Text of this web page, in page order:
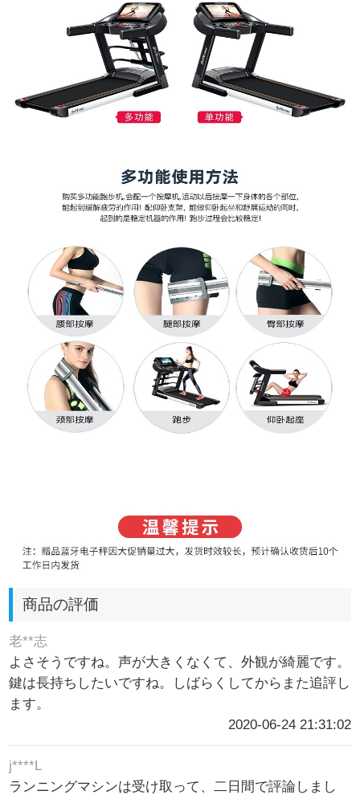
商品の評価
老**志
よさそうですね。声が大きくなくて、外観が綺麗です。
鍵は長持ちしたいですね。しばらくしてからまた追評し
ます。
2020-06-24 21:31:02
j****L
ランニングマシンは受け取って、二日間で評論しまし